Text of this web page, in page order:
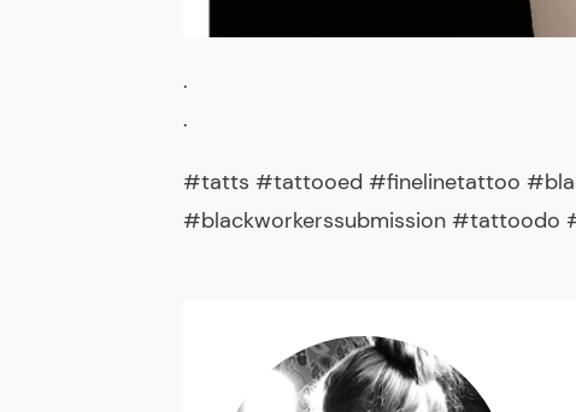
.
.
#tatts #tattooed #finelinetattoo
#blackworkerssubmission #tattoodo